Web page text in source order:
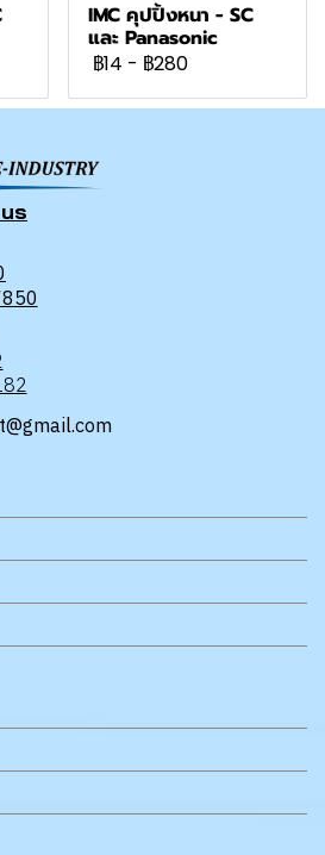
IMC คุปปิ้งหนา - SC
และ Panasonic
฿14 - ฿280